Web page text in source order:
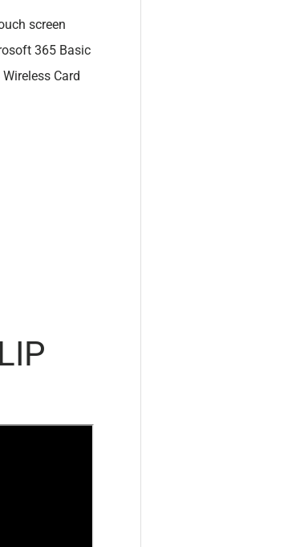
screen
365 Basic
Card